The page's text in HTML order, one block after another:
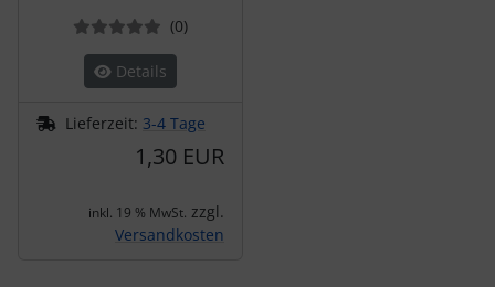
(0Bewertungen
)
Details
Lieferzeit: 3-4 Tage
1,30 EUR
inkl. 19 % MwSt. zzgl.
Versandkosten